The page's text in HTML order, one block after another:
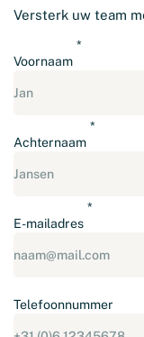
Versterk uw team
Voornaam
Achternaam
E-mailadres
Telefoonnummer